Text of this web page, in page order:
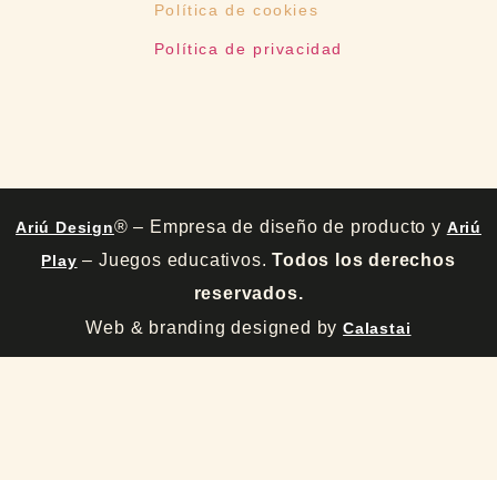
Política de cookies
Política de privacidad
Ariú Design® – Empresa de diseño de producto y Ariú
Play – Juegos educativos.Todos los derechos
reservados.
Web & branding designed byCalastai